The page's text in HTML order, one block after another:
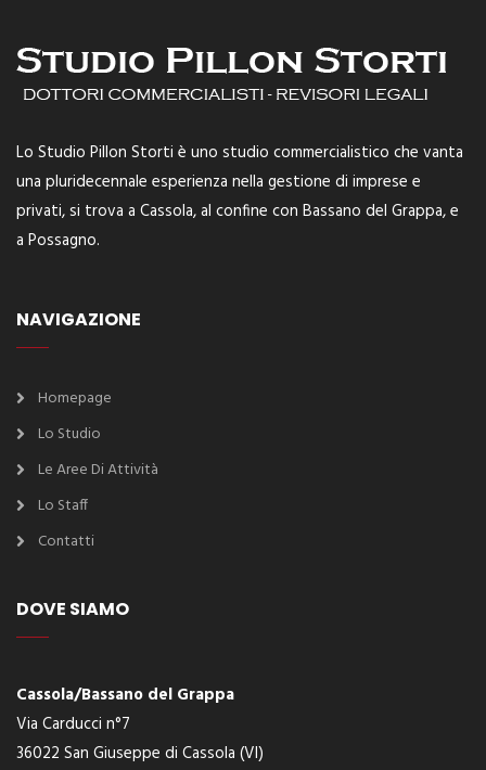
Lo Studio Pillon Storti è uno studio commercialistico che vanta
una pluridecennale esperienza nella gestione di imprese e
privati, si trova a Cassola, al confine con Bassano del Grappa, e
a Possagno.
NAVIGAZIONE
Homepage
Lo Studio
Le Aree Di Attività
Lo Staff
Contatti
DOVE SIAMO
Cassola/Bassano del Grappa
Via Carducci n°7
36022 San Giuseppe di Cassola (VI)